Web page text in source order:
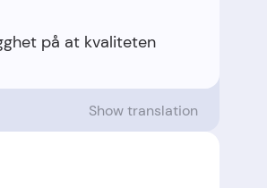
på at kvaliteten
Show translation